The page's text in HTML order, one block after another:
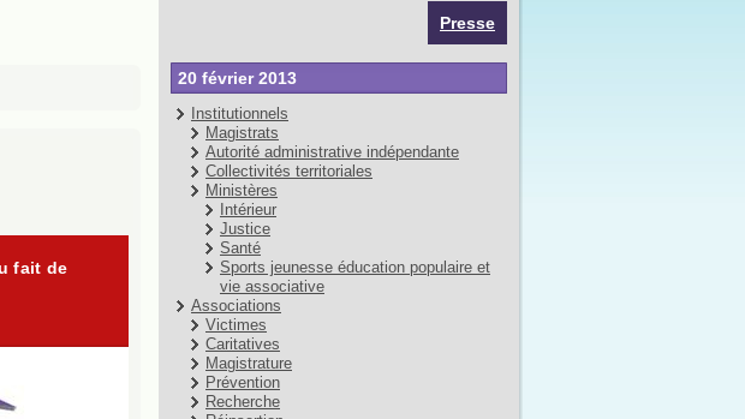
Presse
20 février 2013
Institutionnels
Magistrats
Autorité administrative indépendante
Collectivités territoriales
Ministères
Intérieur
Justice
Santé
Sports jeunesse éducation populaire et
vie associative
Associations
Victimes
Caritatives
Magistrature
Prévention
Recherche